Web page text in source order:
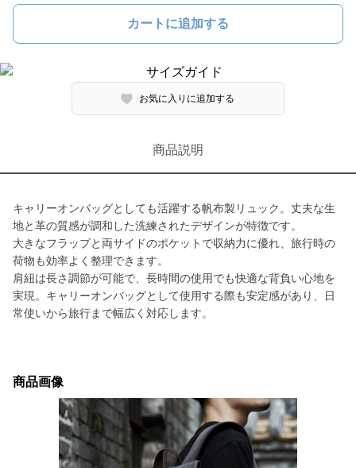
カートに追加する
お気に入りに追加する
商品説明
キャリーオンバッグとしても活躍する帆布製リュック。丈夫な生
地と革の質感が調和した洗練されたデザインが特徴です。
大きなフラップと両サイドのポケットで収納力に優れ、旅行時の
荷物も効率よく整理できます。
肩紐は長さ調節が可能で、長時間の使用でも快適な背負い心地を
実現。キャリーオンバッグとして使用する際も安定感があり、日
常使いから旅行まで幅広く対応します。
商品画像